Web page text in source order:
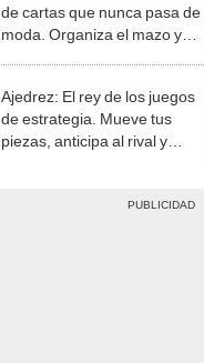
de cartas que nunca pasa de
moda. Organiza el mazo y
Ajedrez: El rey de los juegos
de estrategia. Mueve tus
piezas, anticipa al rival y